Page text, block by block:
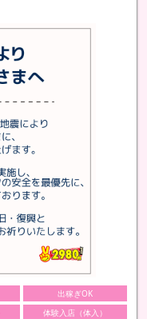
出稼ぎOK
体験入店（体入）